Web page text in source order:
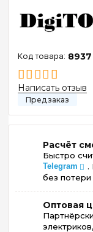
8937
Написать отзыв
Расчёт
Быстро
Telegram
.
без потери
Оптовая